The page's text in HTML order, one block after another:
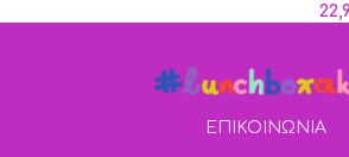
ΕΠΙΚΟΙΝΩΝΙΑ